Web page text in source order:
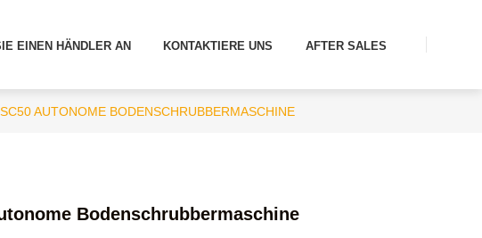
EINEN HÄNDLER AN KONTAKTIERE UNS AFTER SALES
AUTONOME BODENSCHRUBBERMASCHINE
Bodenschrubbermaschine